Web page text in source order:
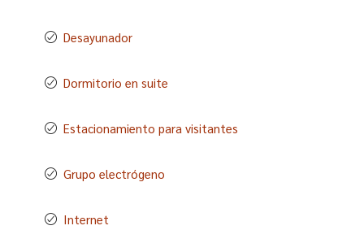
Desayunador
Dormitorio en suite
Estacionamiento para visitantes
Grupo electrógeno
Internet